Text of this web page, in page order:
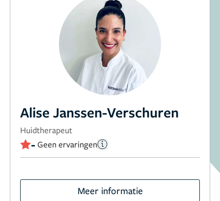
Alise Janssen-Verschuren
Huidtherapeut
- Geen ervaringen
Meer informatie